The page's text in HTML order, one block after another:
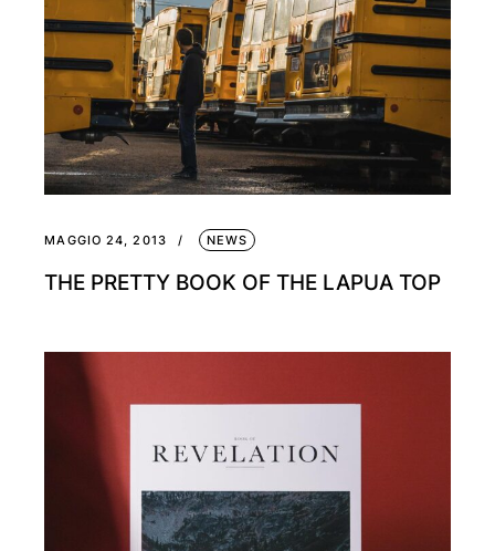
MAGGIO 24, 2013 NEWS
THE PRETTY BOOK OF THE LAPUA TOP